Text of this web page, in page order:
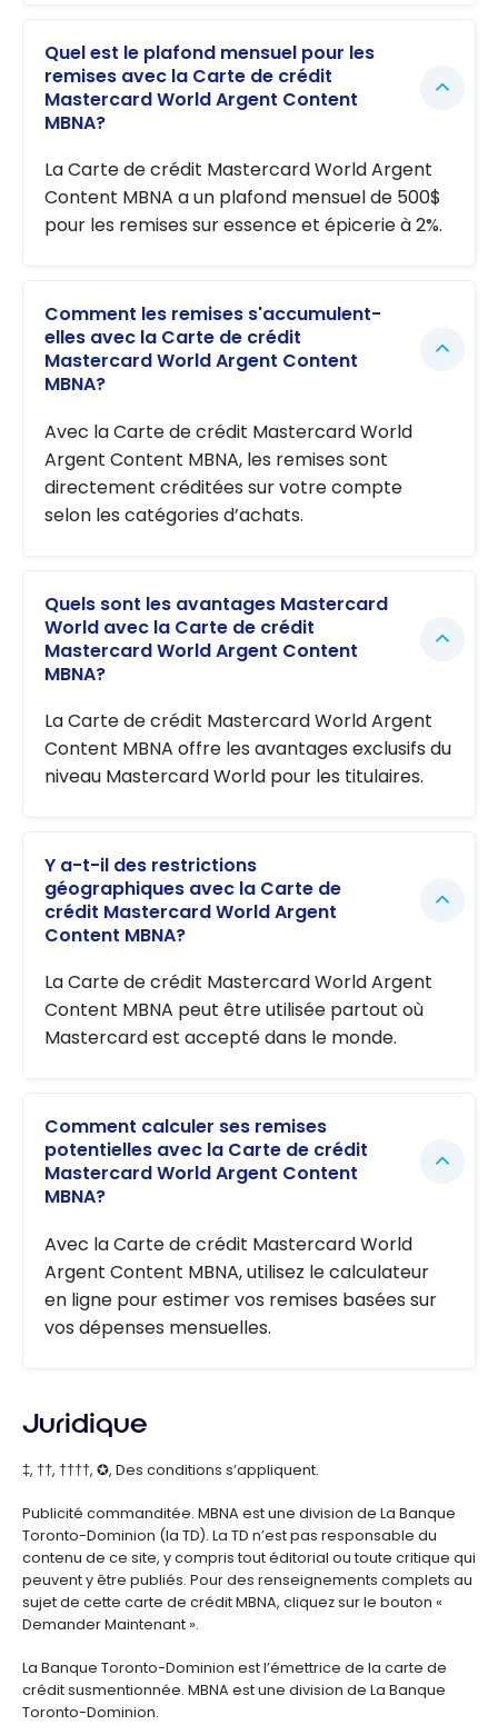
Quel est le plafond mensuel pour les
remises avec la Carte de crédit
Mastercard World Argent Content
MBNA?
La Carte de crédit Mastercard World Argent
Content MBNA a un plafond mensuel de 500$
pour les remises sur essence et épicerie à 2%.
Comment les remises s'accumulent-
elles avec la Carte de crédit
Mastercard World Argent Content
MBNA?
Avec la Carte de crédit Mastercard World
Argent Content MBNA, les remises sont
directement créditées sur votre compte
selon les catégories d’achats.
Quels sont les avantages Mastercard
World avec la Carte de crédit
Mastercard World Argent Content
MBNA?
La Carte de crédit Mastercard World Argent
Content MBNA offre les avantages exclusifs du
niveau Mastercard World pour les titulaires.
Y a-t-il des restrictions
géographiques avec la Carte de
crédit Mastercard World Argent
Content MBNA?
La Carte de crédit Mastercard World Argent
Content MBNA peut être utilisée partout où
Mastercard est accepté dans le monde.
Comment calculer ses remises
potentielles avec la Carte de crédit
Mastercard World Argent Content
MBNA?
Avec la Carte de crédit Mastercard World
Argent Content MBNA, utilisez le calculateur
en ligne pour estimer vos remises basées sur
vos dépenses mensuelles.
Juridique
‡, ††, ††††, ✪, Des conditions s’appliquent.
Publicité commanditée. MBNA est une division de La Banque
Toronto-Dominion (la TD). La TD n’est pas responsable du
contenu de ce site, y compris tout éditorial ou toute critique qui
peuvent y être publiés. Pour des renseignements complets au
sujet de cette carte de crédit MBNA, cliquez sur le bouton «
Demander Maintenant ».
La Banque Toronto-Dominion est l’émettrice de la carte de
crédit susmentionnée. MBNA est une division de La Banque
Toronto-Dominion.